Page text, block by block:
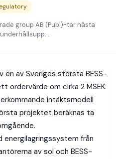
group AB (Publ)-tar nästa
en av Sveriges största BESS-
ordervärde om cirka 2 MSEK.
intäktsmodell
projektet beräknas ta
energilagringssystem från
av sol och BESS-